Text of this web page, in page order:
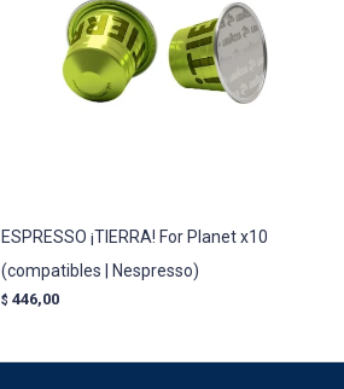
ESPRESSO ¡TIERRA! For Planet x10
(compatibles | Nespresso)
$ 446,00